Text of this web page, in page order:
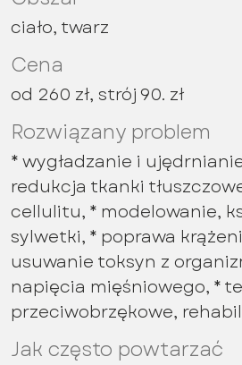
ciało, twarz
Cena
od 260 zł, strój 90. zł
Rozwiązany problem
* wygładzanie i
redukcja tkanki
cellulitu, * modelowanie,
sylwetki, * poprawa
usuwanie toksyn z
napięcia mięśniowego, *
przeciwobrzękowe,
Jak często powtarzać